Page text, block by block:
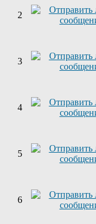
2
3
4
5
6